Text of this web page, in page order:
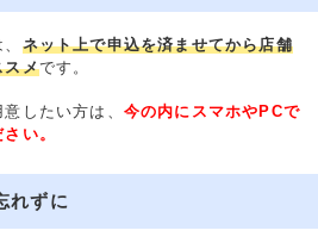
ネット上で申込を済ませてから店舗
スメです。
したい方は、 今の内にスマホやPCで
い。
れずに